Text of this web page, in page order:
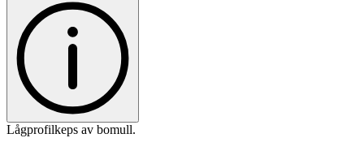
Lågprofilkeps av bomull.